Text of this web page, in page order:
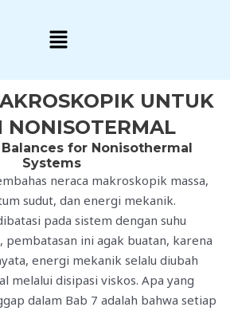
Menu
UNTUK
NONISOTERMAL
for Nonisothermal
Systems
neraca makroskopik massa,
sudut, dan energi mekanik.
pada sistem dengan suhu
pembatasan ini agak buatan, karena
energi mekanik selalu diubah
melalui disipasi viskos. Apa yang
dalam Bab 7 adalah bahwa setiap